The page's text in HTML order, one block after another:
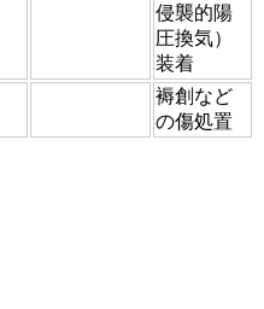
侵襲的陽
圧換気）
装着
褥創など
の傷処置